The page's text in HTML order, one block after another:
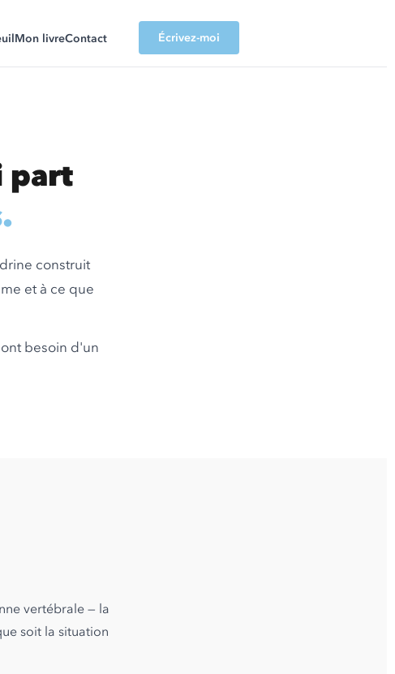
Mon livreContact Écrivez-moi
part
construit
et à ce que
besoin d'un
vertébrale — la
soit la situation